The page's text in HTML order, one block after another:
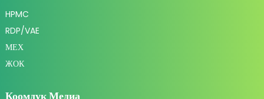
HPMC
RDP/VAE
МЕХ
ЖОК
Коомдук Медиа